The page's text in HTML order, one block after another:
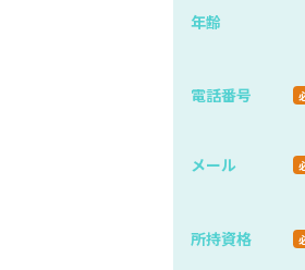
年齢
電話番号
メール
所持資格